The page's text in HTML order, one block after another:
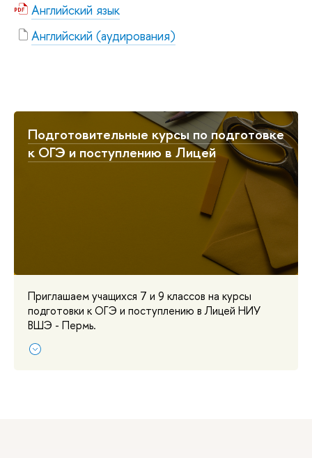
Английский язык
Английский (аудирования)
Подготовительные курсы по подготовке
к ОГЭ и поступлению в Лицей
Приглашаем учащихся 7 и 9 классов на курсы
подготовки к ОГЭ и поступлению в Лицей НИУ
ВШЭ - Пермь.